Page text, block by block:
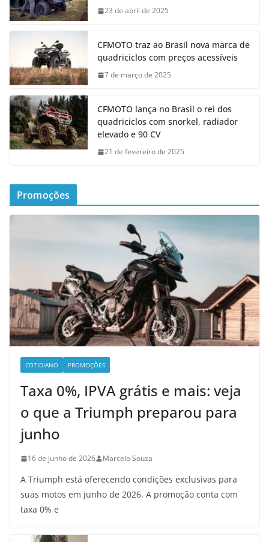
23 de abril de 2025
CFMOTO traz ao Brasil nova marca de
quadriciclos com preços acessíveis
7 de março de 2025
CFMOTO lança no Brasil o rei dos
quadriciclos com snorkel, radiador
elevado e 90 CV
21 de fevereiro de 2025
Promoções
COTIDIANO PROMOÇÕES
Taxa 0%, IPVA grátis e mais: veja
o que a Triumph preparou para
junho
16 de junho de 2026 Marcelo Souza
A Triumph está oferecendo condições exclusivas para
suas motos em junho de 2026. A promoção conta com
taxa 0% e